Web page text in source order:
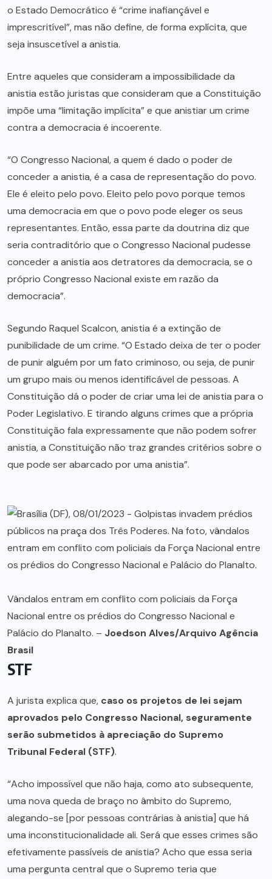
o Estado Democrático é “crime inafiançável e
imprescritível”, mas não define, de forma explícita, que
seja insuscetível a anistia.
Entre aqueles que consideram a impossibilidade da
anistia estão juristas que consideram que a Constituição
impõe uma “limitação implícita” e que anistiar um crime
contra a democracia é incoerente.
“O Congresso Nacional, a quem é dado o poder de
conceder a anistia, é a casa de representação do povo.
Ele é eleito pelo povo. Eleito pelo povo porque temos
uma democracia em que o povo pode eleger os seus
representantes. Então, essa parte da doutrina diz que
seria contraditório que o Congresso Nacional pudesse
conceder a anistia aos detratores da democracia, se o
próprio Congresso Nacional existe em razão da
democracia”.
Segundo Raquel Scalcon, anistia é a extinção de
punibilidade de um crime. “O Estado deixa de ter o poder
de punir alguém por um fato criminoso, ou seja, de punir
um grupo mais ou menos identificável de pessoas. A
Constituição dá o poder de criar uma lei de anistia para o
Poder Legislativo. E tirando alguns crimes que a própria
Constituição fala expressamente que não podem sofrer
anistia, a Constituição não traz grandes critérios sobre o
que pode ser abarcado por uma anistia”.
Vândalos entram em conflito com policiais da Força
Nacional entre os prédios do Congresso Nacional e
Palácio do Planalto. – Joedson Alves/Arquivo Agência
Brasil
STF
A jurista explica que, caso os projetos de lei sejam
aprovados pelo Congresso Nacional, seguramente
serão submetidos à apreciação do Supremo
Tribunal Federal (STF).
“Acho impossível que não haja, como ato subsequente,
uma nova queda de braço no âmbito do Supremo,
alegando-se [por pessoas contrárias à anistia] que há
uma inconstitucionalidade ali. Será que esses crimes são
efetivamente passíveis de anistia? Acho que essa seria
uma pergunta central que o Supremo teria que